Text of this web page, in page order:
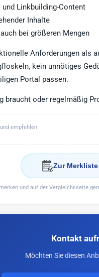
und Linkbuilding-Content
Inhalte
bei größeren Mengen
Anforderungen als
kein unnötiges
Portal passen.
braucht oder regelmäßig
empfehlen
Zur
und auf der Vergleichsseite
Kontakt
Möchten Sie diesen